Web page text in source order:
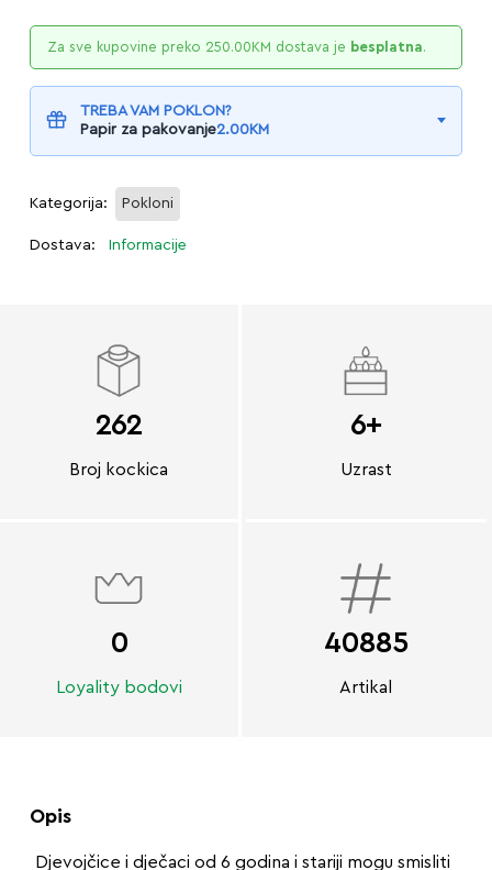
Za sve kupovine preko 250.00KM dostava je besplatna.
TREBA VAM POKLON?
Papir za pakovanje2.00KM
Kategorija: Pokloni
Dostava: Informacije
262
Broj kockica
6+
Uzrast
0
Loyality bodovi
40885
Artikal
Opis
Djevojčice i dječaci od 6 godina i stariji mogu smisliti